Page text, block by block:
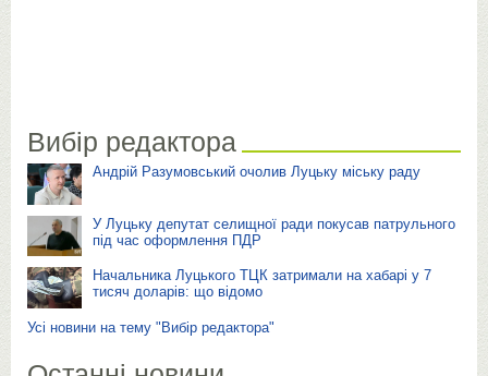
Вибір редактора
Андрій Разумовський очолив Луцьку міську раду
У Луцьку депутат селищної ради покусав патрульного
під час оформлення ПДР
Начальника Луцького ТЦК затримали на хабарі у 7
тисяч доларів: що відомо
Усі новини на тему "Вибір редактора"